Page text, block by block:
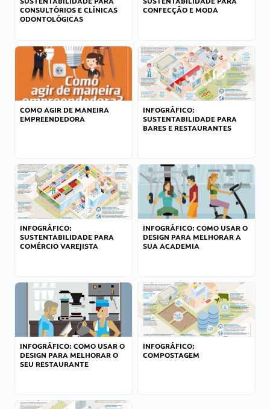
CONSULTÓRIOS E CLÍNICAS
ODONTOLÓGICAS
CONFECÇÃO E MODA
COMO AGIR DE MANEIRA
EMPREENDEDORA
INFOGRÁFICO:
SUSTENTABILIDADE PARA
BARES E RESTAURANTES
INFOGRÁFICO:
SUSTENTABILIDADE PARA
COMÉRCIO VAREJISTA
INFOGRÁFICO: COMO USAR O
DESIGN PARA MELHORAR A
SUA ACADEMIA
INFOGRÁFICO: COMO USAR O
DESIGN PARA MELHORAR O
SEU RESTAURANTE
INFOGRÁFICO:
COMPOSTAGEM